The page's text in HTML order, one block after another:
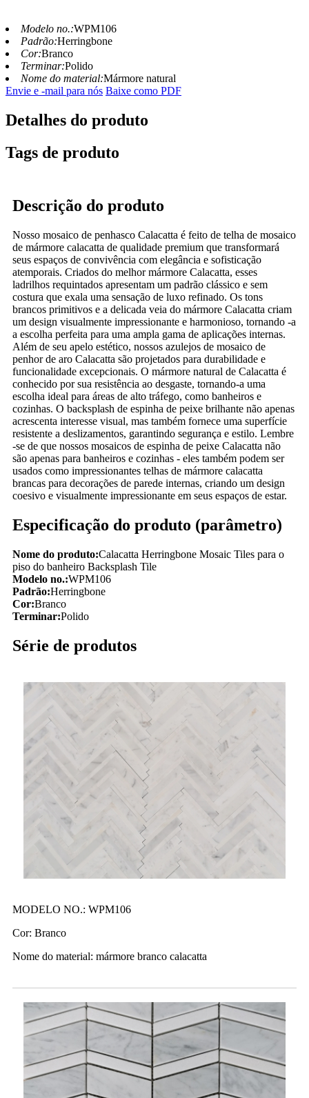
Modelo no.:WPM106
Padrão:Herringbone
Cor:Branco
Terminar:Polido
Nome do material:Mármore natural
Envie e -mail para nós Baixe como PDF
Detalhes do produto
Tags de produto
Descrição do produto
Nosso mosaico de penhasco Calacatta é feito de telha de mosaico
de mármore calacatta de qualidade premium que transformará
seus espaços de convivência com elegância e sofisticação
atemporais. Criados do melhor mármore Calacatta, esses
ladrilhos requintados apresentam um padrão clássico e sem
costura que exala uma sensação de luxo refinado. Os tons
brancos primitivos e a delicada veia do mármore Calacatta criam
um design visualmente impressionante e harmonioso, tornando -a
a escolha perfeita para uma ampla gama de aplicações internas.
Além de seu apelo estético, nossos azulejos de mosaico de
penhor de aro Calacatta são projetados para durabilidade e
funcionalidade excepcionais. O mármore natural de Calacatta é
conhecido por sua resistência ao desgaste, tornando-a uma
escolha ideal para áreas de alto tráfego, como banheiros e
cozinhas. O backsplash de espinha de peixe brilhante não apenas
acrescenta interesse visual, mas também fornece uma superfície
resistente a deslizamentos, garantindo segurança e estilo. Lembre
-se de que nossos mosaicos de espinha de peixe Calacatta não
são apenas para banheiros e cozinhas - eles também podem ser
usados ​​como impressionantes telhas de mármore calacatta
brancas para decorações de parede internas, criando um design
coesivo e visualmente impressionante em seus espaços de estar.
Especificação do produto (parâmetro)
Nome do produto:Calacatta Herringbone Mosaic Tiles para o
piso do banheiro Backsplash Tile
Modelo no.:WPM106
Padrão:Herringbone
Cor:Branco
Terminar:Polido
Série de produtos
MODELO NO.: WPM106
Cor: Branco
Nome do material: mármore branco calacatta